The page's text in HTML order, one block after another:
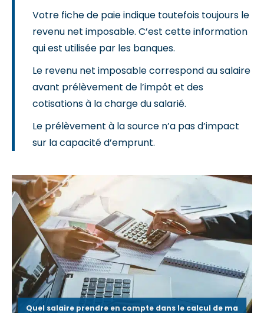
Votre fiche de paie indique toutefois toujours le
revenu net imposable. C’est cette information
qui est utilisée par les banques.
Le revenu net imposable correspond au salaire
avant prélèvement de l’impôt et des
cotisations à la charge du salarié.
Le prélèvement à la source n’a pas d’impact
sur la capacité d’emprunt.
Quel salaire prendre en compte dans le calcul de ma